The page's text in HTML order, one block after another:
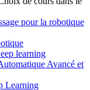
pour la robotique
learning
Avancé et
Learning